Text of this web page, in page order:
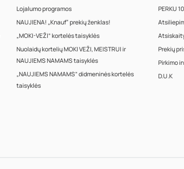
Lojalumo programos
NAUJIENA! „Knauf“ prekių ženklas!
„MOKI-VEŽI” kortelės taisyklės
Nuolaidų kortelių MOKI VEŽI, MEISTRUI ir
NAUJIEMS NAMAMS taisyklės
„NAUJIEMS NAMAMS” didmeninės kortelės
taisyklės
PERKU
Prekių
Pirkimo
D.U.K